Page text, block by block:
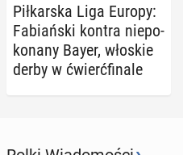
Pił­kar­ska Liga Europy:
Fa­biań­ski kontra nie­po­
ko­na­ny Bayer, włoskie
derby w ćwierć­fi­na­le